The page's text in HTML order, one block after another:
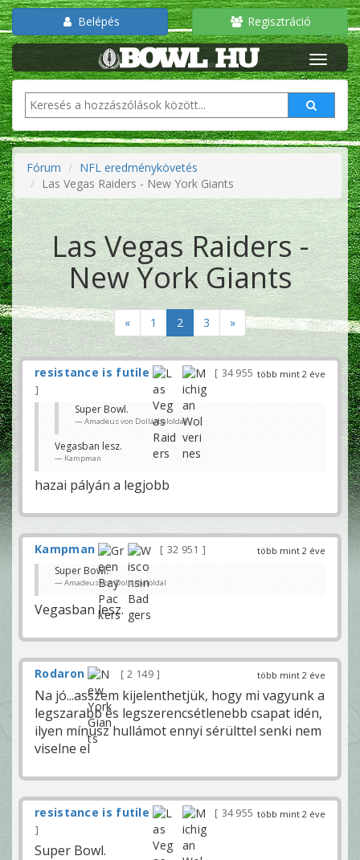
Belépés Regisztráció
Fórum
NFL eredménykövetés
Las Vegas Raiders - New York Giants
Las Vegas Raiders -
New York Giants
« 1 2 3 »
több mint 2 éve
resistance is futile 34 955
Super Bowl.
Amadeus von Dollárbaloldal
Vegasban lesz.
Kampman
hazai pályán a legjobb
több mint 2 éve
Kampman
32 951
Super Bowl.
Amadeus von Dollárbaloldal
Vegasban lesz.
több mint 2 éve
Rodaron 2 149
Na jó...asszem kijelenthetjük, hogy mi vagyunk a
legszarabb és legszerencsétlenebb csapat idén,
ilyen mínusz hullámot ennyi sérülttel senki nem
viselne el
több mint 2 éve
resistance is futile 34 955
Super Bowl.